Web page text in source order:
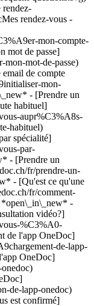
rendez-
rendez-vous -
mon-compte-
mot de passe]
mot-de-passe)
de compte
mon-
- [Prendre un
habituel]
aupr%C3%A8s-
habituel)
spécialité]
par-
- [Prendre un
fr/prendre-un-
- [Qu'est ce qu'une
fr/comment-
-
vidéo?]
%C3%A0-
de l'app OneDoc]
de-lapp-
OneDoc]
de-lapp-onedoc)
accepte de nouveaux patients](https://www.onedoc.ch/assets/images/icons/new-patients.svg)Accepte les nouveaux patients [Réserver un RDV](https://www.onedoc.ch/fr/orthoptiste/nyon/pcwsv/soufiane-hantat) Expertises:[Bilan orthoptique](https://www.onedoc.ch/fr/bilan-orthoptique/nyon)Voir plus *chevron\_left* lun. 03 août *chevron\_right* Voir plus de rendez-vous *error\_outline* Une erreur s'est produite lors du chargement des disponibilités [Réessayer](https://www.onedoc.ch) Expertises:[Bilan orthoptique](https://www.onedoc.ch/fr/bilan-orthoptique/nyon)Voir plus [![Mme Soizic peran, orthoptiste à Nyon](https://assets.onedoc.ch/images/users/a8d9fafe66afc0445bc8d8799e931c03080317a80f6417dec670e746fd8e74db-small.jpg "Mme Soizic peran, orthoptiste à Nyon")](https://www.onedoc.ch/fr/orthoptiste/nyon/pcwsu/soizic-peran) ### [Mme Soizic peran](https://www.onedoc.ch/fr/orthoptiste/nyon/pcwsu/soizic-peran) ![Badge indiquant un profil vérifié](https://www.onedoc.ch/assets/images/icons/checkmark.svg) [Orthoptiste](https://www.onedoc.ch/fr/orthoptiste/nyon) [Vision Future Suisse](https://www.onedoc.ch/fr/cabinet-de-groupe/nyon/evti/vision-future-suisse) Avenue Alfred Cortot 12 1260 Nyon ![Icône patient avec un signe plus annonçant que le professionnel accepte de nouveaux patients](https://www.onedoc.ch/assets/images/icons/new-patients.svg)Accepte les nouveaux patients [Réserver un RDV](https://www.onedoc.ch/fr/orthoptiste/nyon/pcwsu/soizic-peran) Expertises:[Bilan orthoptique](https://www.onedoc.ch/fr/bilan-orthoptique/nyon)Voir plus Expertises:[Bilan orthoptique](https://www.onedoc.ch/fr/bilan-orthoptique/nyon)Voir plus [![Mme Manon Boissinot, orthoptiste à Carouge](https://assets.onedoc.ch/images/users/ec2afd0687506b9e5db90e93130ddf55c45a5703e28dc1cefb831da9c19d0a2e-small.jpg "Mme Manon Boissinot, orthoptiste à Carouge")](https://www.onedoc.ch/fr/orthoptiste/carouge/pc29q/manon-boissinot) ### [Mme Manon Boissinot](https://www.onedoc.ch/fr/orthoptiste/carouge/pc29q/manon-boissinot) [Orthoptiste](https://www.onedoc.ch/fr/orthoptiste/carouge) [Centre de l'Oeil - Carouge](https://www.onedoc.ch/fr/centre-medical/carouge/ebe05/centre-de-l-oeil-carouge) Rue Ancienne 45 1227 Carouge ![Icône patient avec un signe plus annonçant que le professionnel accepte de nouveaux patients](https://www.onedoc.ch/assets/images/icons/new-patients.svg)Accepte les nouveaux patients [Réserver un RDV](https://www.onedoc.ch/fr/orthoptiste/carouge/pc29q/manon-boissinot) Expertises:[Examen de la vue](https://www.onedoc.ch/fr/examen-de-la-vue/carouge)Voir plus Expertises:[Examen de la vue](https://www.onedoc.ch/fr/examen-de-la-vue/carouge)Voir plus [![Mme Manon Boissinot, orthoptiste à Lancy](https://assets.onedoc.ch/images/users/ec2afd0687506b9e5db90e93130ddf55c45a5703e28dc1cefb831da9c19d0a2e-small.jpg "Mme Manon Boissinot, orthoptiste à Lancy")](https://www.onedoc.ch/fr/orthoptiste/lancy/pc29i/manon-boissinot) ### [Mme Manon Boissinot](https://www.onedoc.ch/fr/orthoptiste/lancy/pc29i/manon-boissinot) [Orthoptiste](https://www.onedoc.ch/fr/orthoptiste/lancy) [Clinique de l'Oeil - Genève](https://www.onedoc.ch/fr/centre-medical/lancy/ebe03/clinique-de-l-oeil-geneve) Route de Chancy 59a 1213 Lancy ![Icône patient avec un signe plus annonçant que le professionnel accepte de nouveaux patients](https://www.onedoc.ch/assets/images/icons/new-patients.svg)Accepte les nouveaux patients [Réserver un RDV](https://www.onedoc.ch/fr/orthoptiste